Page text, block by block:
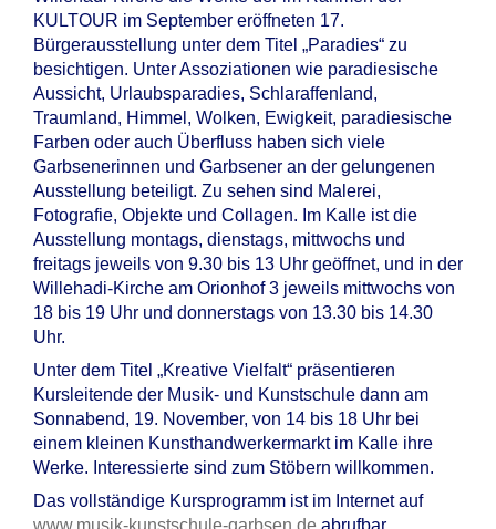
KULTOUR im September eröffneten 17.
Bürgerausstellung unter dem Titel „Paradies“ zu
besichtigen. Unter Assoziationen wie paradiesische
Aussicht, Urlaubsparadies, Schlaraffenland,
Traumland, Himmel, Wolken, Ewigkeit, paradiesische
Farben oder auch Überfluss haben sich viele
Garbsenerinnen und Garbsener an der gelungenen
Ausstellung beteiligt. Zu sehen sind Malerei,
Fotografie, Objekte und Collagen. Im Kalle ist die
Ausstellung montags, dienstags, mittwochs und
freitags jeweils von 9.30 bis 13 Uhr geöffnet, und in der
Willehadi-Kirche am Orionhof 3 jeweils mittwochs von
18 bis 19 Uhr und donnerstags von 13.30 bis 14.30
Uhr.
Unter dem Titel „Kreative Vielfalt“ präsentieren
Kursleitende der Musik- und Kunstschule dann am
Sonnabend, 19. November, von 14 bis 18 Uhr bei
einem kleinen Kunsthandwerkermarkt im Kalle ihre
Werke. Interessierte sind zum Stöbern willkommen.
Das vollständige Kursprogramm ist im Internet auf
www.musik-kunstschule-garbsen.de abrufbar.